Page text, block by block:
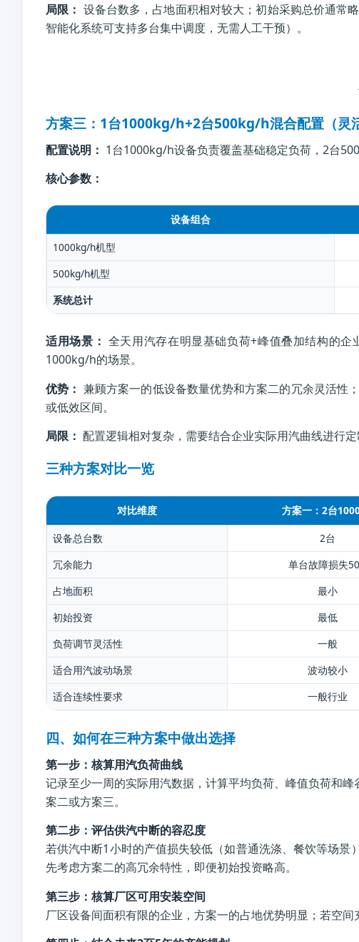
局限： 设备台数多，占地面积相对较大；初始采购总价通
智能化系统可支持多台集中调度，无需人工干预）。
方案三：1台1000kg/h+2台500kg/h混合配置（灵
配置说明： 1台1000kg/h设备负责覆盖基础稳定负荷，2台
核心参数：
设备组合
1000kg/h机型
500kg/h机型
系统总计
适用场景： 全天用汽存在明显基础负荷+峰值叠加结构的
1000kg/h的场景。
优势： 兼顾方案一的低设备数量优势和方案二的冗余灵活性
或低效区间。
局限： 配置逻辑相对复杂，需要结合企业实际用汽曲线进行
三种方案对比一览
对比维度 方案一：2台
设备总台数 2台
冗余能力
单台故障损失
占地面积
最小
初始投资
最低
负荷调节灵活性
一般
适合用汽波动场景
波动较小
适合连续性要求
一般行业
四、如何在三种方案中做出选择
第一步：核算用汽负荷曲线
记录至少一周的实际用汽数据，计算平均负荷、峰值负荷和
案二或方案三。
第二步：评估供汽中断的容忍度
若供汽中断1小时的产值损失较低（如普通洗涤、餐饮等场
先考虑方案二的高冗余特性，即便初始投资略高。
第三步：核算厂区可用安装空间
厂区设备间面积有限的企业，方案一的占地优势明显；若空